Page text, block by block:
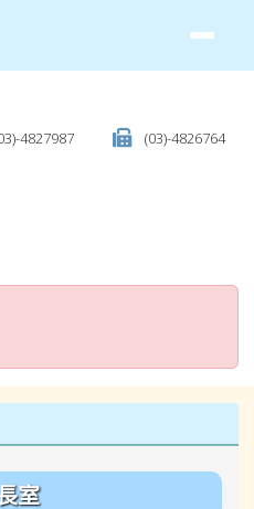
4827987 (03)-4826764
室